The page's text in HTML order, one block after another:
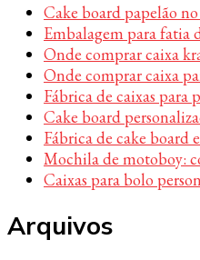
Cake board papelão
Embalagem para fatia
Onde comprar caixa
Onde comprar caixa
Fábrica de caixas para
Cake board
Fábrica de cake board
Mochila de motoboy:
Caixas para bolo
Arquivos